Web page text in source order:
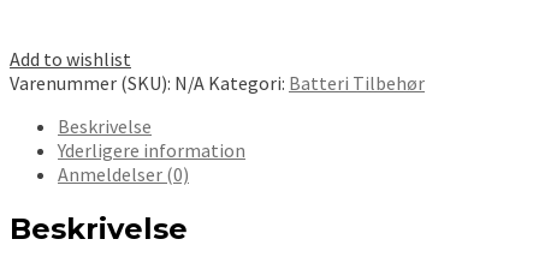
Add to wishlist
Varenummer (SKU): N/A Kategori: Batteri Tilbehør
Beskrivelse
Yderligere information
Anmeldelser (0)
Beskrivelse